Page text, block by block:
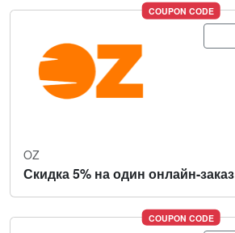
COUPON CODE
OZ
Скидка 5% на один онлайн-заказ
COUPON CODE